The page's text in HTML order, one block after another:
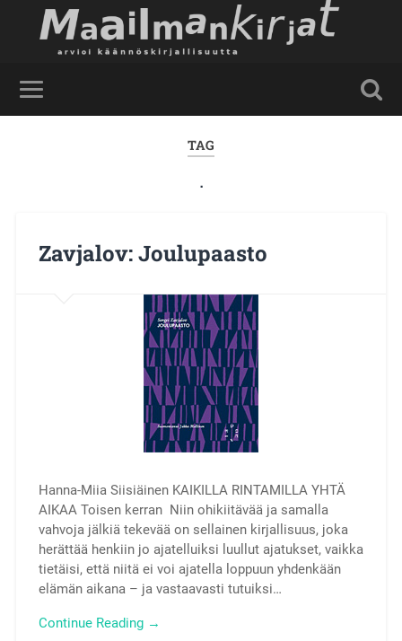
TAG
.
Zavjalov: Joulupaasto
Hanna-Miia Siisiäinen KAIKILLA RINTAMILLA YHTÄ
AIKAA Toisen kerran Niin ohikiitävää ja samalla
vahvoja jälkiä tekevää on sellainen kirjallisuus, joka
herättää henkiin jo ajatelluiksi luullut ajatukset, vaikka
tietäisi, että niitä ei voi ajatella loppuun yhdenkään
elämän aikana – ja vastaavasti tutuiksi…
Continue Reading →